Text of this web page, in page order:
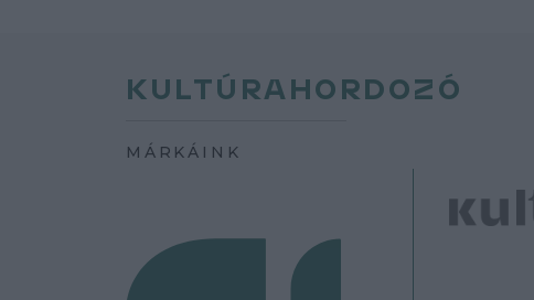
KULTÚRAHORDOZÓ
MÁRKÁINK